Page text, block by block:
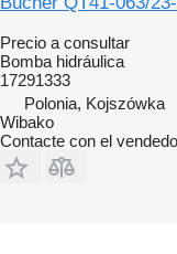
Precio a consultar
Bomba hidráulica
17291333
Polonia, Kojszówka
Wibako
Contacte con el